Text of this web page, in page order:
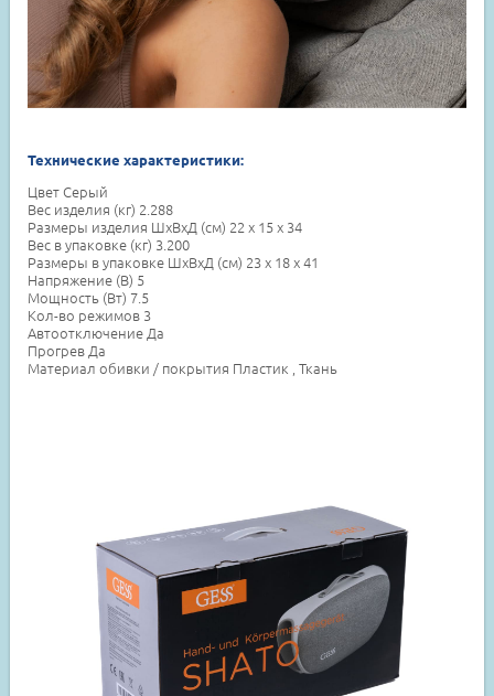
Технические характеристики:
Цвет Серый
Вес изделия (кг) 2.288
Размеры изделия ШхВхД (см) 22 х 15 х 34
Вес в упаковке (кг) 3.200
Размеры в упаковке ШхВхД (см) 23 х 18 х 41
Напряжение (В) 5
Мощность (Вт) 7.5
Кол-во режимов 3
Автоотключение Да
Прогрев Да
Материал обивки / покрытия Пластик , Ткань